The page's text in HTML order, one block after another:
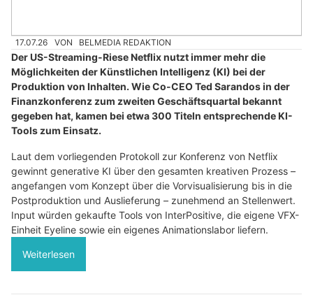
17.07.26 VON BELMEDIA REDAKTION
Der US-Streaming-Riese Netflix nutzt immer mehr die
Möglichkeiten der Künstlichen Intelligenz (KI) bei der
Produktion von Inhalten. Wie Co-CEO Ted Sarandos in der
Finanzkonferenz zum zweiten Geschäftsquartal bekannt
gegeben hat, kamen bei etwa 300 Titeln entsprechende KI-
Tools zum Einsatz.
Laut dem vorliegenden Protokoll zur Konferenz von Netflix
gewinnt generative KI über den gesamten kreativen Prozess –
angefangen vom Konzept über die Vorvisualisierung bis in die
Postproduktion und Auslieferung – zunehmend an Stellenwert.
Input würden gekaufte Tools von InterPositive, die eigene VFX-
Einheit Eyeline sowie ein eigenes Animationslabor liefern.
Weiterlesen